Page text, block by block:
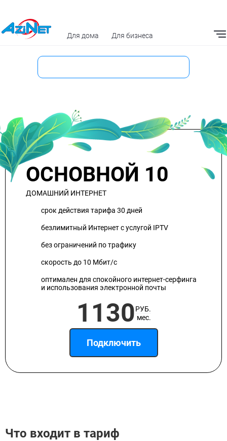
Для дома Для бизнеса
ОСНОВНОЙ 10
ДОМАШНИЙ ИНТЕРНЕТ
срок действия тарифа 30 дней
безлимитный Интернет с услугой IPTV
без ограничений по трафику
скорость до 10 Мбит/с
оптимален для спокойного интернет-серфинга
и использования электронной почты
1130РУБ.
мес.
Подключить
Что входит в тариф